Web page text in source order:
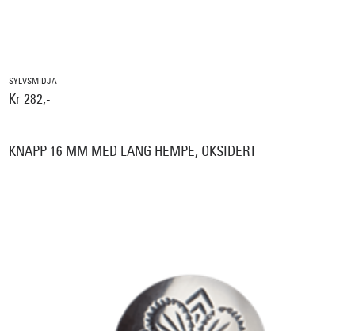
SYLVSMIDJA
Kr 282,-
KNAPP 16 MM MED LANG HEMPE, OKSIDERT